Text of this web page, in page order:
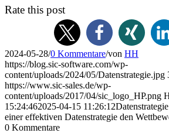
Rate this post
2024-05-28/0 Kommentare/von HH
https://blog.sic-software.com/wp-
content/uploads/2024/05/Datenstrategie.jpg
https://www.sic-sales.de/wp-
content/uploads/2017/04/sic_logo_HP.png
15:24:462025-04-15 11:26:12
einer effektiven Datenstrategie den
0 Kommentare